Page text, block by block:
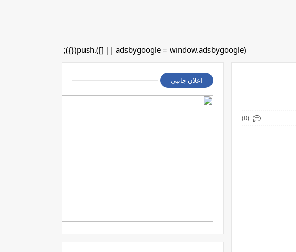
(adsbygoogle = window.adsbygoogle || []).push({});
(0)
اعلان جانبي